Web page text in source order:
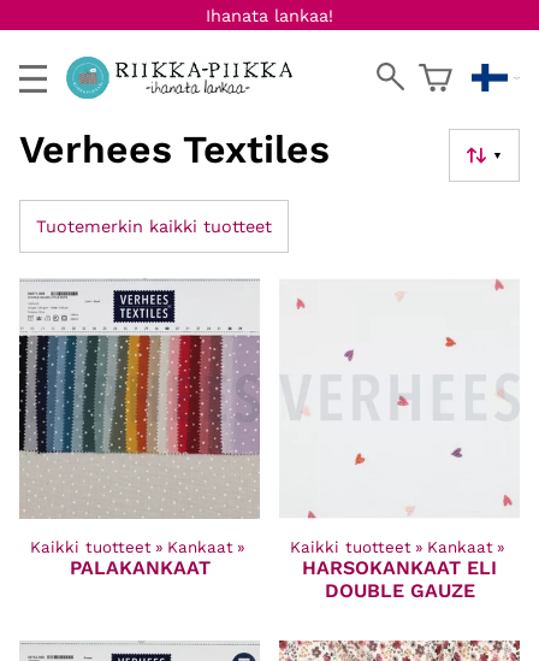
Ihanata lankaa!
▼
Verhees Textiles
Tuotemerkin kaikki tuotteet
Kaikki tuotteet ‪» Kankaat ‪»
PALAKANKAAT
Kaikki tuotteet ‪» Kankaat ‪»
HARSOKANKAAT ELI
DOUBLE GAUZE